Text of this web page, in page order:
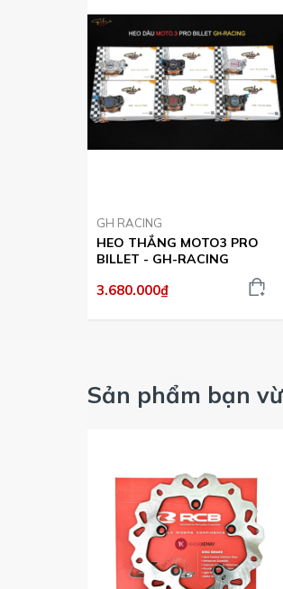
GH RACING
HEO THẮNG MOTO3 PRO
BILLET - GH-RACING
3.680.000₫
Sản phẩm bạn